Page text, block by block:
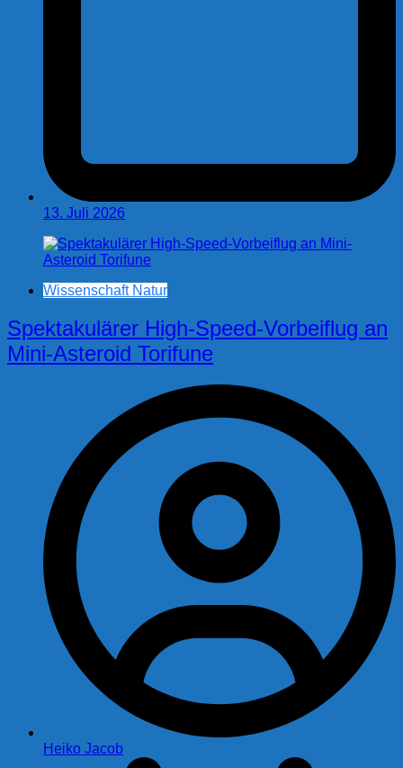
13. Juli 2026
Wissenschaft Natur
Spektakulärer High-Speed-Vorbeiflug an
Mini-Asteroid Torifune
Heiko Jacob